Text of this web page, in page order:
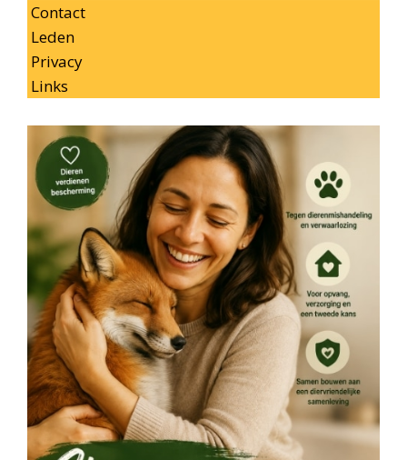
Contact
Leden
Privacy
Links